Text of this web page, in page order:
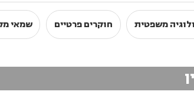
משפטית חוקרים פרטיים שמאי